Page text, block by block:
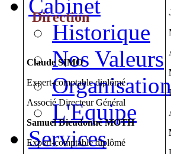
Cabinet
Historique
Nos Valeurs
Organisation
L'Equipe
Services
¨ Direction
Claude SIMO
Expert-comptable diplômé
Associé Directeur Général
Samuel Dieudonné MOTH
Expert-comptable diplômé